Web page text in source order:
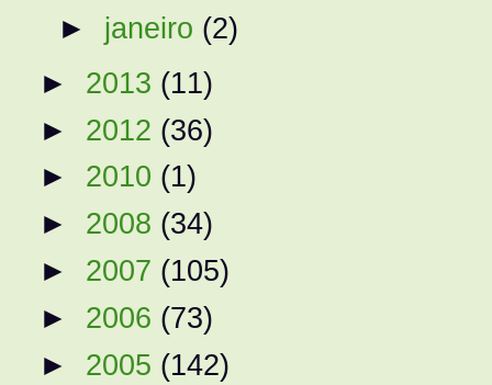
► janeiro (2)
► 2013 (11)
► 2012 (36)
► 2010 (1)
► 2008 (34)
► 2007 (105)
► 2006 (73)
► 2005 (142)